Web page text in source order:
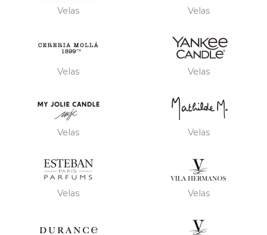
Velas Velas
Velas Velas
Velas Velas
Velas Velas